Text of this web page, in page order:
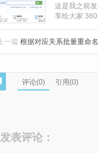
这是我之前
享给大家
上一篇 根据对应关系批量重命
评论(0) 引用(0)
发表评论：